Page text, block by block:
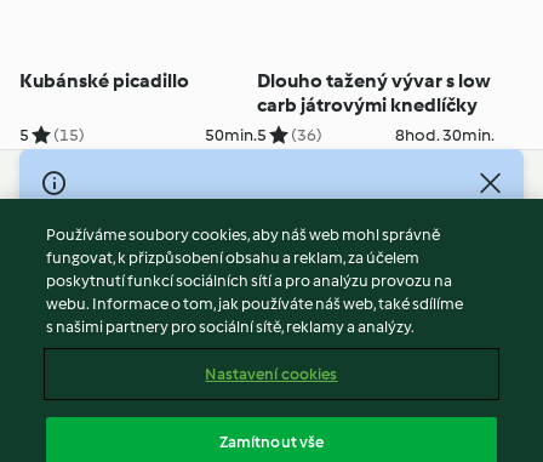
Kubánské picadillo
5 (15) 50min.
Dlouho tažený vývar s low
carb játrovými knedlíčky
5 (36) 8hod. 30min.
© Copyright 2026
Podmínky užívání
Zásady ochrany osobních údajů
Vyloučení odpovědnosti
Tiráž
Obsah zprávy
Používáme soubory cookies, aby náš web mohl správně
fungovat, k přizpůsobení obsahu a reklam, za účelem
poskytnutí funkcí sociálních sítí a pro analýzu provozu na
webu. Informace o tom, jak používáte náš web, také sdílíme
s našimi partnery pro sociální sítě, reklamy a analýzy.
Nastavení cookies
Zamítnout vše